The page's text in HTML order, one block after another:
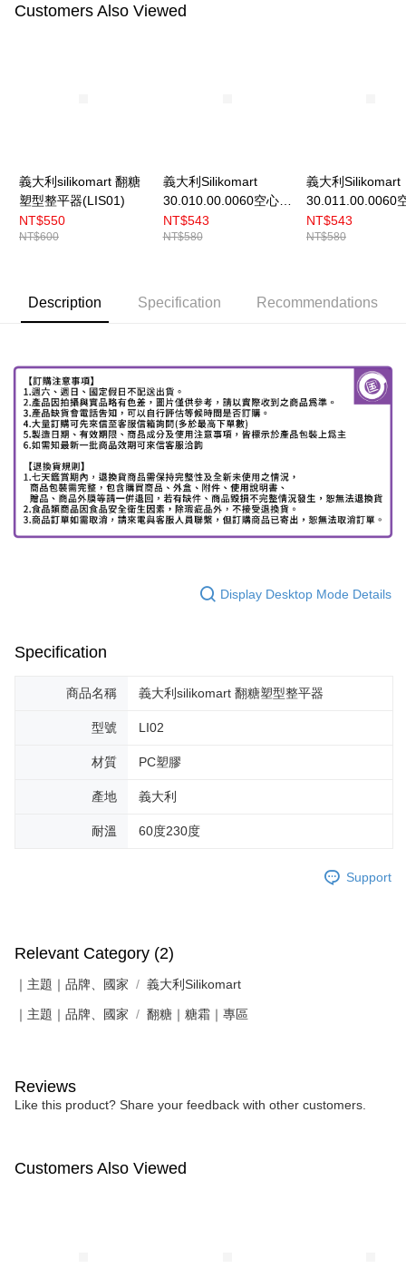
Customers Also Viewed
義大利silikomart 翻糖
塑型整平器(LIS01)
NT$550
NT$600
義大利Silikomart
30.010.00.0060空心圓
模18連矽膠模
NT$543
NT$580
義大利Silikomart
30.011.00.0060
模8連矽膠模/多
模
NT$543
NT$580
Description Specification Recommendations
Display Desktop Mode Details
Specification
商品名稱 義大利silikomart 翻糖塑型整平器
型號 LI02
材質 PC塑膠
產地 義大利
耐溫 60度230度
Support
Relevant Category (2)
｜主題｜品牌、國家 義大利Silikomart
｜主題｜品牌、國家 翻糖｜糖霜｜專區
Reviews
Like this product? Share your feedback with other customers.
Customers Also Viewed